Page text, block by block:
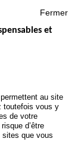
ACCIDENTS DE
Fermer
et
au site
toutefois vous y
de votre
d’être
sites que vous